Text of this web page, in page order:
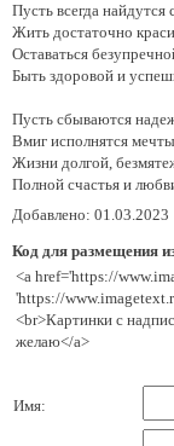
Пусть всегда найдутся
Жить достаточно
Оставаться
Быть здоровой и
Пусть сбываются
Вмиг исполнятся
Жизни долгой,
Полной счастья и
Добавлено: 01.03.2023
Код для размещения
<a href='https://
'https://
<br>Картинки с
желаю</a>
Имя: